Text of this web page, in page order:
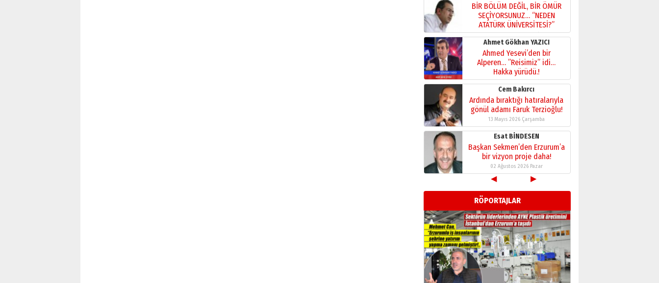
BİR BÖLÜM DEĞİL, BİR ÖMÜR
SEÇİYORSUNUZ… “NEDEN
ATATÜRK ÜNİVERSİTESİ?”
28 Temmuz 2026 Salı
Ahmet Gökhan YAZICI
Ahmed Yesevi’den bir
Alperen… ”Reisimiz” idi…
Hakka yürüdü.!
26 Mart 2026 Perşembe
Cem Bakırcı
Ardında bıraktığı hatıralarıyla
gönül adamı Faruk Terzioğlu!
13 Mayıs 2026 Çarşamba
Esat BİNDESEN
Başkan Sekmen’den Erzurum’a
bir vizyon proje daha!
02 Ağustos 2026 Pazar
Kadir SABUNCUOĞLU
Erzurumspor’un köşe taşları
29 Haziran 2026 Pazartesi
Kenan GÜLERCİ
Murat Şahsuvaroğlu ERKON’da
çıtayı yukarı taşırken,
yönetimdekiler aşağı
çekmemeli!
17 Şubat 2026 SalıOrhan BOZKURT
◀ ▶
RÖPORTAJLAR